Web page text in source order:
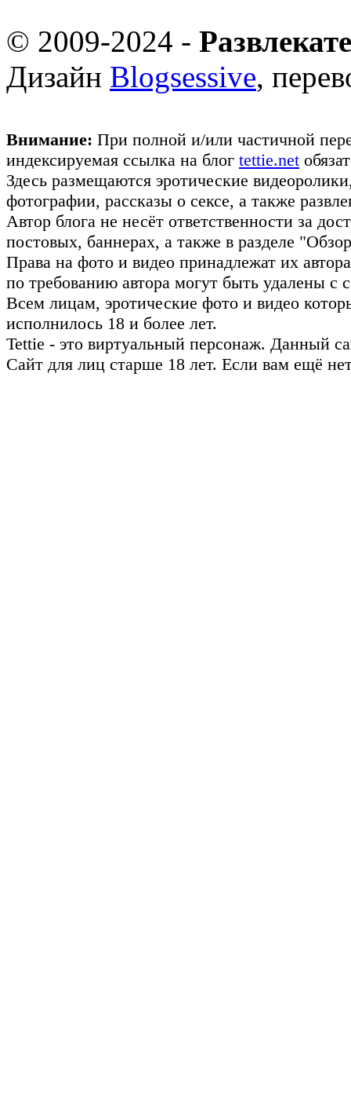
© 2009-2024 -
Дизайн Blogsessive,
Внимание: При полной и/или частичной
индексируемая ссылка на блог tettie.net
Здесь размещаются эротические
фотографии, рассказы о сексе, а также
Автор блога не несёт ответственности за
постовых, баннерах, а также в разделе
Права на фото и видео принадлежат их
по требованию автора могут быть удалены с
Всем лицам, эротические фото и видео
исполнилось 18 и более лет.
Tettie - это виртуальный персонаж. Данный
Сайт для лиц старше 18 лет. Если вам ещё